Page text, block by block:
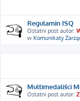
Regulamin ISQ
Ostatni post autor:
w Komunikaty
Multimedaliści
Ostatni post autor: